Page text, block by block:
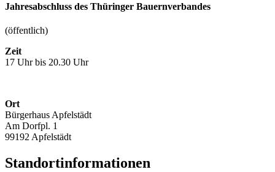
Jahresabschluss des Thüringer Bauernverbandes
(öffentlich)
Zeit
17 Uhr bis 20.30 Uhr
Ort
Bürgerhaus Apfelstädt
Am Dorfpl. 1
99192 Apfelstädt
Standortinformationen